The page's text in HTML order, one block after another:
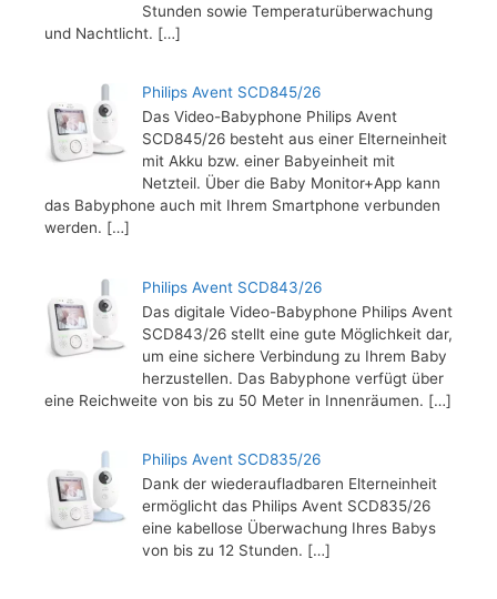
Stunden sowie Temperaturüberwachung
und Nachtlicht. […]
Philips Avent SCD845/26
Das Video-Babyphone Philips Avent
SCD845/26 besteht aus einer Elterneinheit
mit Akku bzw. einer Babyeinheit mit
Netzteil. Über die Baby Monitor+App kann
das Babyphone auch mit Ihrem Smartphone verbunden
werden. […]
Philips Avent SCD843/26
Das digitale Video-Babyphone Philips Avent
SCD843/26 stellt eine gute Möglichkeit dar,
um eine sichere Verbindung zu Ihrem Baby
herzustellen. Das Babyphone verfügt über
eine Reichweite von bis zu 50 Meter in Innenräumen. […]
Philips Avent SCD835/26
Dank der wiederaufladbaren Elterneinheit
ermöglicht das Philips Avent SCD835/26
eine kabellose Überwachung Ihres Babys
von bis zu 12 Stunden. […]